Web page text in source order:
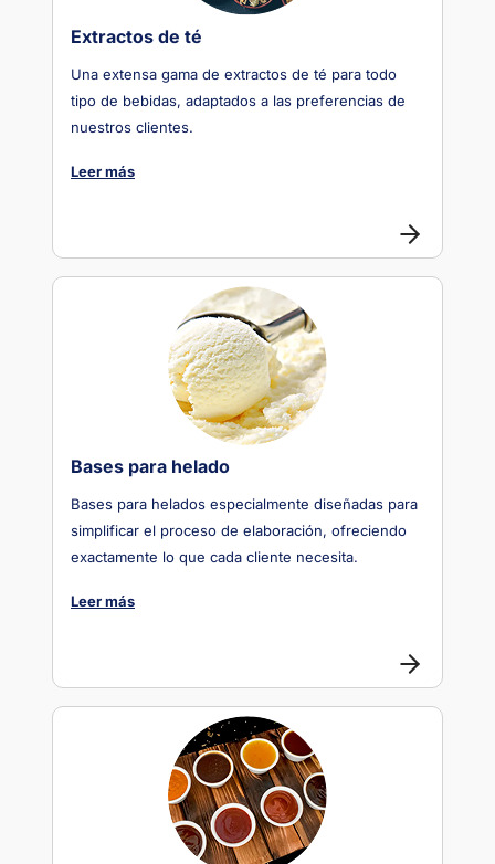
Extractos de té
Una extensa gama de extractos de té para todo
tipo de bebidas, adaptados a las preferencias de
nuestros clientes.
Leer más
Bases para helado
Bases para helados especialmente diseñadas para
simplificar el proceso de elaboración, ofreciendo
exactamente lo que cada cliente necesita.
Leer más